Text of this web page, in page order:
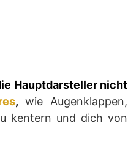
Hauptdarsteller nicht
, wie Augenklappen,
kentern und dich von